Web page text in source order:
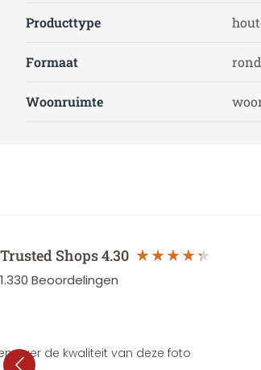
Producttype
Formaat rond
Woonruimte
Trusted Shops4.30
1.330 Beoordelingen
over de kwaliteit van deze foto